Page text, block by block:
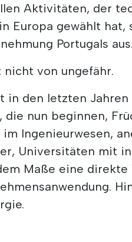
Aktivitäten, der
Europa gewählt
Portugals aus.
nicht von ungefähr.
in den letzten
die nun beginnen,
im Ingenieurwesen,
Universitäten mit
Maße eine